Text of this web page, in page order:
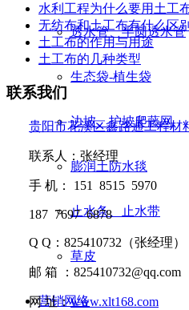
透水管、半圆透水管
生态袋-植生袋
边坡、护坡爬藤网
膨润土防水毯
止水条、止水带
草皮
营销网络
水利工程为什么要用土工
无纺布和土工布有什么区
土工布的作用与用途
土工布的几种类型
联系我们
贵阳市花溪区鑫路通工程材
联系人：张经理
手 机： 151 8515 5970
187 7697 6878
Q Q ： 825410732 （张经理）
邮 箱 ： 825410732@qq.com
网址：www.xlt168.com